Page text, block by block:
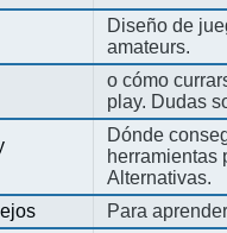
Diseño de
amateurs.
o cómo
play. Dudas
Dónde
herramientas
Alternativas.
Para